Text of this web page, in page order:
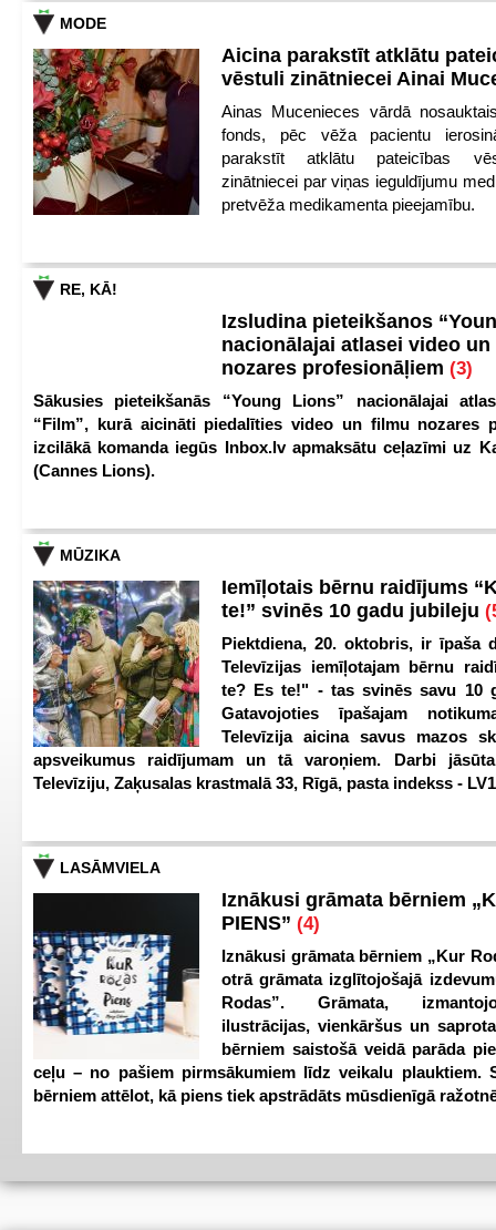
MODE
Aicina parakstīt atklātu
vēstuli zinātniecei Ainai
Ainas Mucenieces vārdā
fonds, pēc vēža pacientu
parakstīt atklātu pateicības
zinātniecei par viņas ieguldījumu
pretvēža medikamenta pieejamību.
RE, KĀ!
Izsludina pieteikšanos
nacionālajai atlasei video
nozares profesionāļiem (3)
Sākusies pieteikšanās “Young Lions” nacionālajai
“Film”, kurā aicināti piedalīties video un filmu nozares
izcilākā komanda iegūs Inbox.lv apmaksātu ceļazīmi uz
(Cannes Lions).
MŪZIKA
Iemīļotais bērnu raidījums
te!” svinēs 10 gadu jubileju
Piektdiena, 20. oktobris, ir īpaša
Televīzijas iemīļotajam bērnu
te? Es te!" - tas svinēs savu 10
Gatavojoties īpašajam
Televīzija aicina savus mazos
apsveikumus raidījumam un tā varoņiem. Darbi
Televīziju, Zaķusalas krastmalā 33, Rīgā, pasta indekss -
LASĀMVIELA
Iznākusi grāmata bērniem
PIENS” (4)
Iznākusi grāmata bērniem „Kur
otrā grāmata izglītojošajā
Rodas”. Grāmata,
ilustrācijas, vienkāršus un
bērniem saistošā veidā parāda
ceļu – no pašiem pirmsākumiem līdz veikalu plauktiem.
bērniem attēlot, kā piens tiek apstrādāts mūsdienīgā